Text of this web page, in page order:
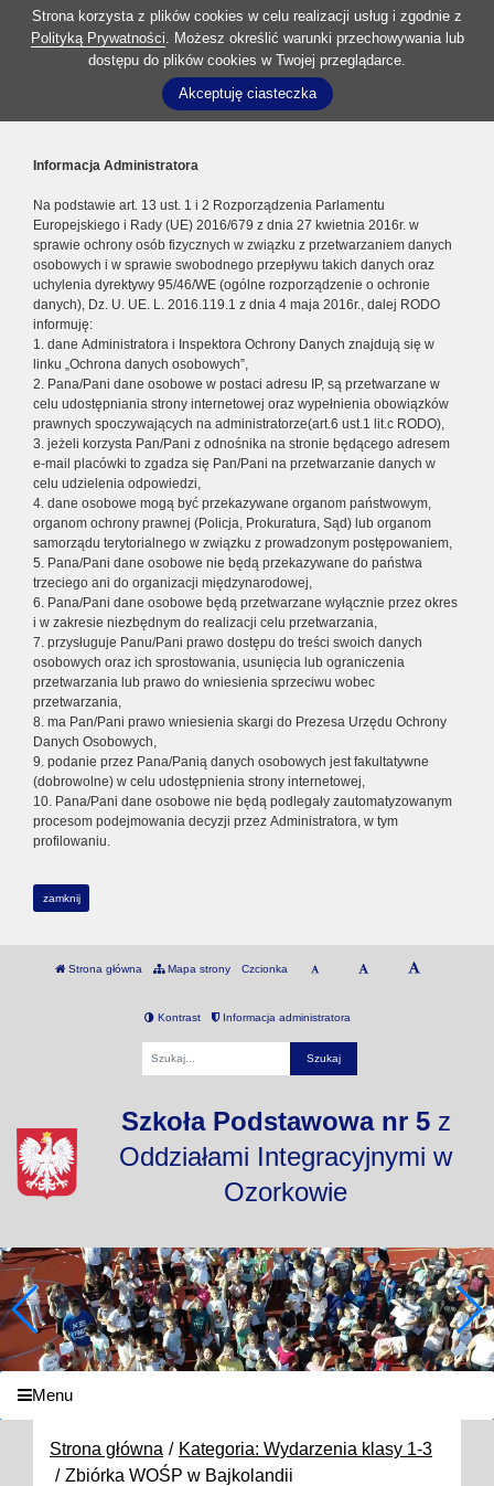
Strona korzysta z plików cookies w celu realizacji usług i zgodnie z
Polityką Prywatności. Możesz określić warunki przechowywania lub
dostępu do plików cookies w Twojej przeglądarce.
Akceptuję ciasteczka
Informacja Administratora
Na podstawie art. 13 ust. 1 i 2 Rozporządzenia Parlamentu
Europejskiego i Rady (UE) 2016/679 z dnia 27 kwietnia 2016r. w
sprawie ochrony osób fizycznych w związku z przetwarzaniem danych
osobowych i w sprawie swobodnego przepływu takich danych oraz
uchylenia dyrektywy 95/46/WE (ogólne rozporządzenie o ochronie
danych), Dz. U. UE. L. 2016.119.1 z dnia 4 maja 2016r., dalej RODO
informuję:
1. dane Administratora i Inspektora Ochrony Danych znajdują się w
linku „Ochrona danych osobowych”,
2. Pana/Pani dane osobowe w postaci adresu IP, są przetwarzane w
celu udostępniania strony internetowej oraz wypełnienia obowiązków
prawnych spoczywających na administratorze(art.6 ust.1 lit.c RODO),
3. jeżeli korzysta Pan/Pani z odnośnika na stronie będącego adresem
e-mail placówki to zgadza się Pan/Pani na przetwarzanie danych w
celu udzielenia odpowiedzi,
4. dane osobowe mogą być przekazywane organom państwowym,
organom ochrony prawnej (Policja, Prokuratura, Sąd) lub organom
samorządu terytorialnego w związku z prowadzonym postępowaniem,
5. Pana/Pani dane osobowe nie będą przekazywane do państwa
trzeciego ani do organizacji międzynarodowej,
6. Pana/Pani dane osobowe będą przetwarzane wyłącznie przez okres
i w zakresie niezbędnym do realizacji celu przetwarzania,
7. przysługuje Panu/Pani prawo dostępu do treści swoich danych
osobowych oraz ich sprostowania, usunięcia lub ograniczenia
przetwarzania lub prawo do wniesienia sprzeciwu wobec
przetwarzania,
8. ma Pan/Pani prawo wniesienia skargi do Prezesa Urzędu Ochrony
Danych Osobowych,
9. podanie przez Pana/Panią danych osobowych jest fakultatywne
(dobrowolne) w celu udostępnienia strony internetowej,
10. Pana/Pani dane osobowe nie będą podlegały zautomatyzowanym
procesom podejmowania decyzji przez Administratora, w tym
profilowaniu.
zamknij
Strona główna Mapa strony Czcionka
Kontrast Informacja administratora
Szkoła Podstawowa nr 5z
Oddziałami Integracyjnymi w
Ozorkowie
Menu
Strona główna
Kategoria: Wydarzenia klasy 1-3
Zbiórka WOŚP w Bajkolandii